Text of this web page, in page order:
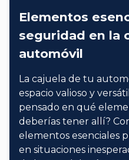
Elementos
seguridad en la
automóvil
La cajuela de tu
espacio valioso y
pensado en qué
deberías tener allí?
elementos esenciales
en situaciones